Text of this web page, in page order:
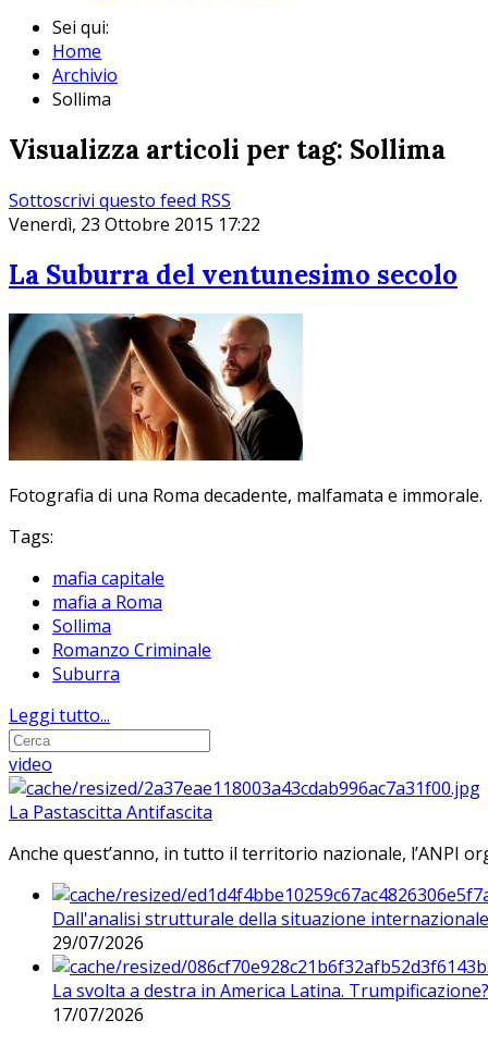
Sei qui:
Home
Archivio
Sollima
Visualizza articoli per tag: Sollima
Sottoscrivi questo feed RSS
Venerdì, 23 Ottobre 2015 17:22
La Suburra del ventunesimo secolo
Fotografia di una Roma decadente, malfamata e immorale.
Tags:
mafia capitale
mafia a Roma
Sollima
Romanzo Criminale
Suburra
Leggi tutto...
video
La Pastascitta Antifascita
Anche quest’anno, in tutto il territorio nazionale, l’ANPI
Dall'analisi strutturale della situazione
29/07/2026
La svolta a destra in America Latina. Trumpificazione?
17/07/2026